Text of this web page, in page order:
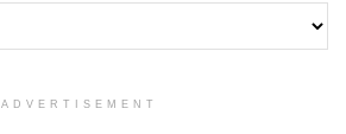
ADVERTISEMENT